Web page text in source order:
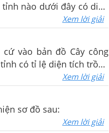
nào dưới đây có diện
Xem lời giải
vào bản đồ Cây công
có tỉ lệ diện tích trồng
10% phân bố ở những
Xem lời giải
sơ đồ sau:
Xem lời giải